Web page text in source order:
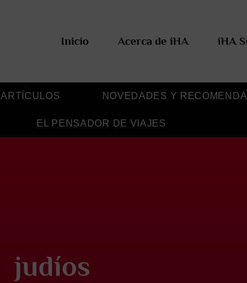
Inicio Acerca de iHA iHA
ARTÍCULOS NOVEDADES Y
EL PENSADOR DE VIAJES
judíos